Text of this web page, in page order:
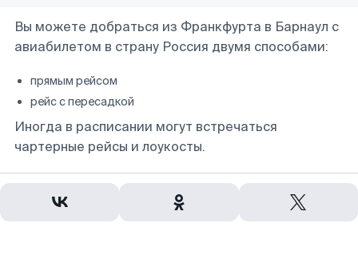
Вы можете добраться из Франкфурта в Барнаул с
авиабилетом в страну Россия двумя способами:
прямым рейсом
рейс с пересадкой
Иногда в расписании могут встречаться
чартерные рейсы и лоукосты.